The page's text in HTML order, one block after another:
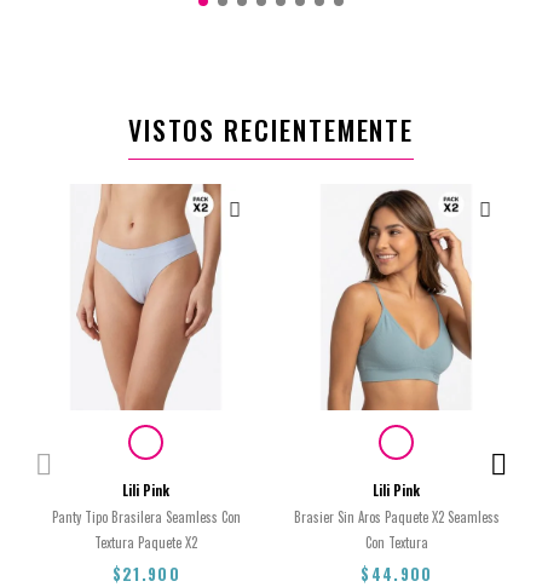
$19.900 $44.900
VISTOS RECIENTEMENTE
Lili Pink
Panty Tipo Brasilera Seamless Con
Textura Paquete X2
$21.900
Lili Pink
Brasier Sin Aros Paquete X2 Seamless
Con Textura
$44.900